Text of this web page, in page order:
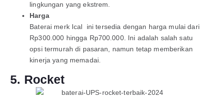
lingkungan yang ekstrem.
Harga
Baterai merk Ical ini tersedia dengan harga mulai dari
Rp300.000 hingga Rp700.000. Ini adalah salah satu
opsi termurah di pasaran, namun tetap memberikan
kinerja yang memadai.
5. Rocket